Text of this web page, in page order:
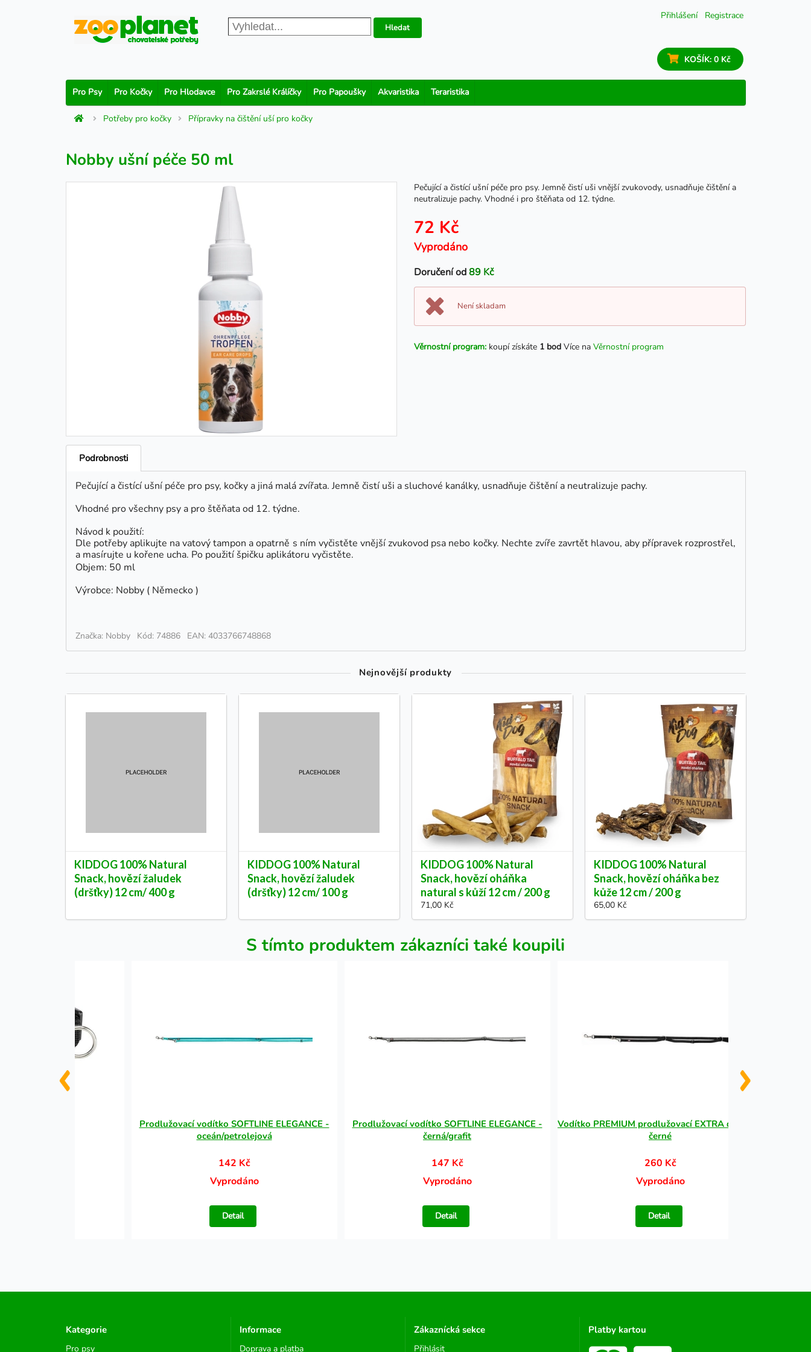
Přihlášení Registrace
Hledat
KOŠÍK: 0 Kč
Pro Psy Pro Kočky Pro Hlodavce Pro Zakrslé Králíčky Pro Papoušky Akvaristika Teraristika
Potřeby pro kočky Přípravky na čištění uší pro kočky
Nobby ušní péče 50 ml
Pečující a čistící ušní péče pro psy. Jemně čistí uši vnější zvukovody, usnadňuje čištění a
neutralizuje pachy. Vhodné i pro štěňata od 12. týdne.
72 Kč
Vyprodáno
Doručení od89 Kč
Není skladam
Věrnostní program: koupí získáte 1 bod Více na Věrnostní program
Podrobnosti
Pečující a čistící ušní péče pro psy, kočky a jiná malá zvířata. Jemně čistí uši a sluchové kanálky, usnadňuje čištění a neutralizuje pachy.
Vhodné pro všechny psy a pro štěňata od 12. týdne.
Návod k použití:
Dle potřeby aplikujte na vatový tampon a opatrně s ním vyčistěte vnější zvukovod psa nebo kočky. Nechte zvíře zavrtět hlavou, aby přípravek rozprostřel,
a masírujte u kořene ucha. Po použití špičku aplikátoru vyčistěte.
Objem: 50 ml
Výrobce: Nobby ( Německo )
Značka: Nobby Kód: 74886 EAN: 4033766748868
Nejnovější produkty
KIDDOG 100% Natural
Snack, hovězí žaludek
(dršťky) 12 cm/ 400 g
KIDDOG 100% Natural
Snack, hovězí žaludek
(dršťky) 12 cm/ 100 g
KIDDOG 100% Natural
Snack, hovězí oháňka
natural s kůží 12 cm / 200 g
71,00 Kč
KIDDOG 100% Natural
Snack, hovězí oháňka bez
kůže 12 cm / 200 g
65,00 Kč
S tímto produktem zákazníci také koupili
Prodlužovací vodítko SOFTLINE ELEGANCE -
oceán/petrolejová
142 Kč
Vyprodáno
Detail
Prodlužovací vodítko SOFTLINE ELEGANCE -
černá/grafit
147 Kč
Vyprodáno
Detail
Vodítko PREMIUM prodlužovací EXTRA dlouhé -
černé
260 Kč
Vyprodáno
Detail
Kategorie
Pro psy
Informace
Doprava a platba
Zákaznícká sekce
Přihlásit
Platby kartou